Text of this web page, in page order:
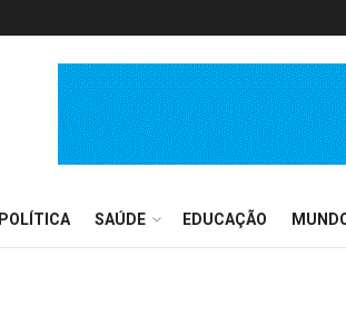
POLÍTICA SAÚDE EDUCAÇÃO